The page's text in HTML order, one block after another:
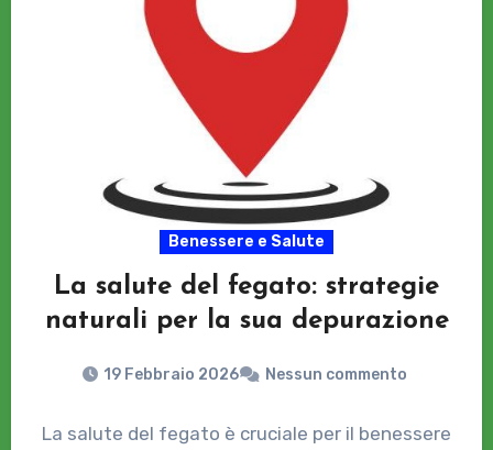
Benessere e Salute
La salute del fegato: strategie
naturali per la sua depurazione
19 Febbraio 2026 Nessun commento
La salute del fegato è cruciale per il benessere